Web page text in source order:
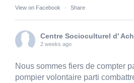
View on Facebook · Share
Centre Socioculturel d'
2 weeks ago
Nous sommes fiers de compter
pompier volontaire parti